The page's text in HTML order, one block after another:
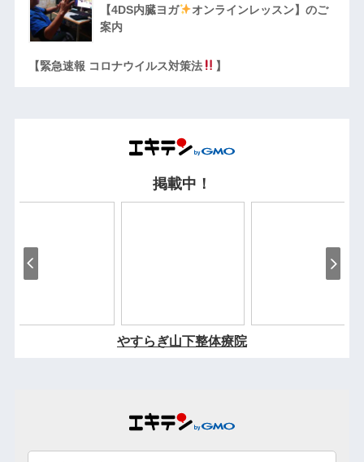
【4DS内臓ヨガ
オンラインレッスン】のご
案内
【緊急速報 コロナウイルス対策法 】